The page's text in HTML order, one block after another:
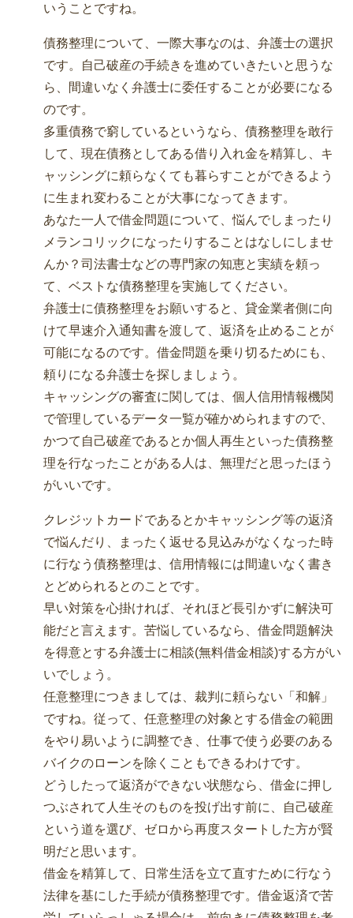
いうことですね。
債務整理について、一際大事なのは、弁護士の選択
です。自己破産の手続きを進めていきたいと思うな
ら、間違いなく弁護士に委任することが必要になる
のです。
多重債務で窮しているというなら、債務整理を敢行
して、現在債務としてある借り入れ金を精算し、キ
ャッシングに頼らなくても暮らすことができるよう
に生まれ変わることが大事になってきます。
あなた一人で借金問題について、悩んでしまったり
メランコリックになったりすることはなしにしませ
んか？司法書士などの専門家の知恵と実績を頼っ
て、ベストな債務整理を実施してください。
弁護士に債務整理をお願いすると、貸金業者側に向
けて早速介入通知書を渡して、返済を止めることが
可能になるのです。借金問題を乗り切るためにも、
頼りになる弁護士を探しましょう。
キャッシングの審査に関しては、個人信用情報機関
で管理しているデータ一覧が確かめられますので、
かつて自己破産であるとか個人再生といった債務整
理を行なったことがある人は、無理だと思ったほう
がいいです。
クレジットカードであるとかキャッシング等の返済
で悩んだり、まったく返せる見込みがなくなった時
に行なう債務整理は、信用情報には間違いなく書き
とどめられるとのことです。
早い対策を心掛ければ、それほど長引かずに解決可
能だと言えます。苦悩しているなら、借金問題解決
を得意とする弁護士に相談(無料借金相談)する方がい
いでしょう。
任意整理につきましては、裁判に頼らない「和解」
ですね。従って、任意整理の対象とする借金の範囲
をやり易いように調整でき、仕事で使う必要のある
バイクのローンを除くこともできるわけです。
どうしたって返済ができない状態なら、借金に押し
つぶされて人生そのものを投げ出す前に、自己破産
という道を選び、ゼロから再度スタートした方が賢
明だと思います。
借金を精算して、日常生活を立て直すために行なう
法律を基にした手続が債務整理です。借金返済で苦